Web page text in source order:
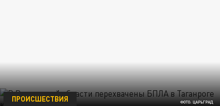
ФОТО: ЦАРЬГРАД
ПРОИСШЕСТВИЯ